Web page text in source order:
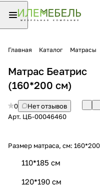
Главная Каталог Матрасы
Матрас Беатрис
(160*200 см)
0
Нет отзывов
Арт. ЦБ-00046460
Размер матраса, см:
110*185 см
120*190 см